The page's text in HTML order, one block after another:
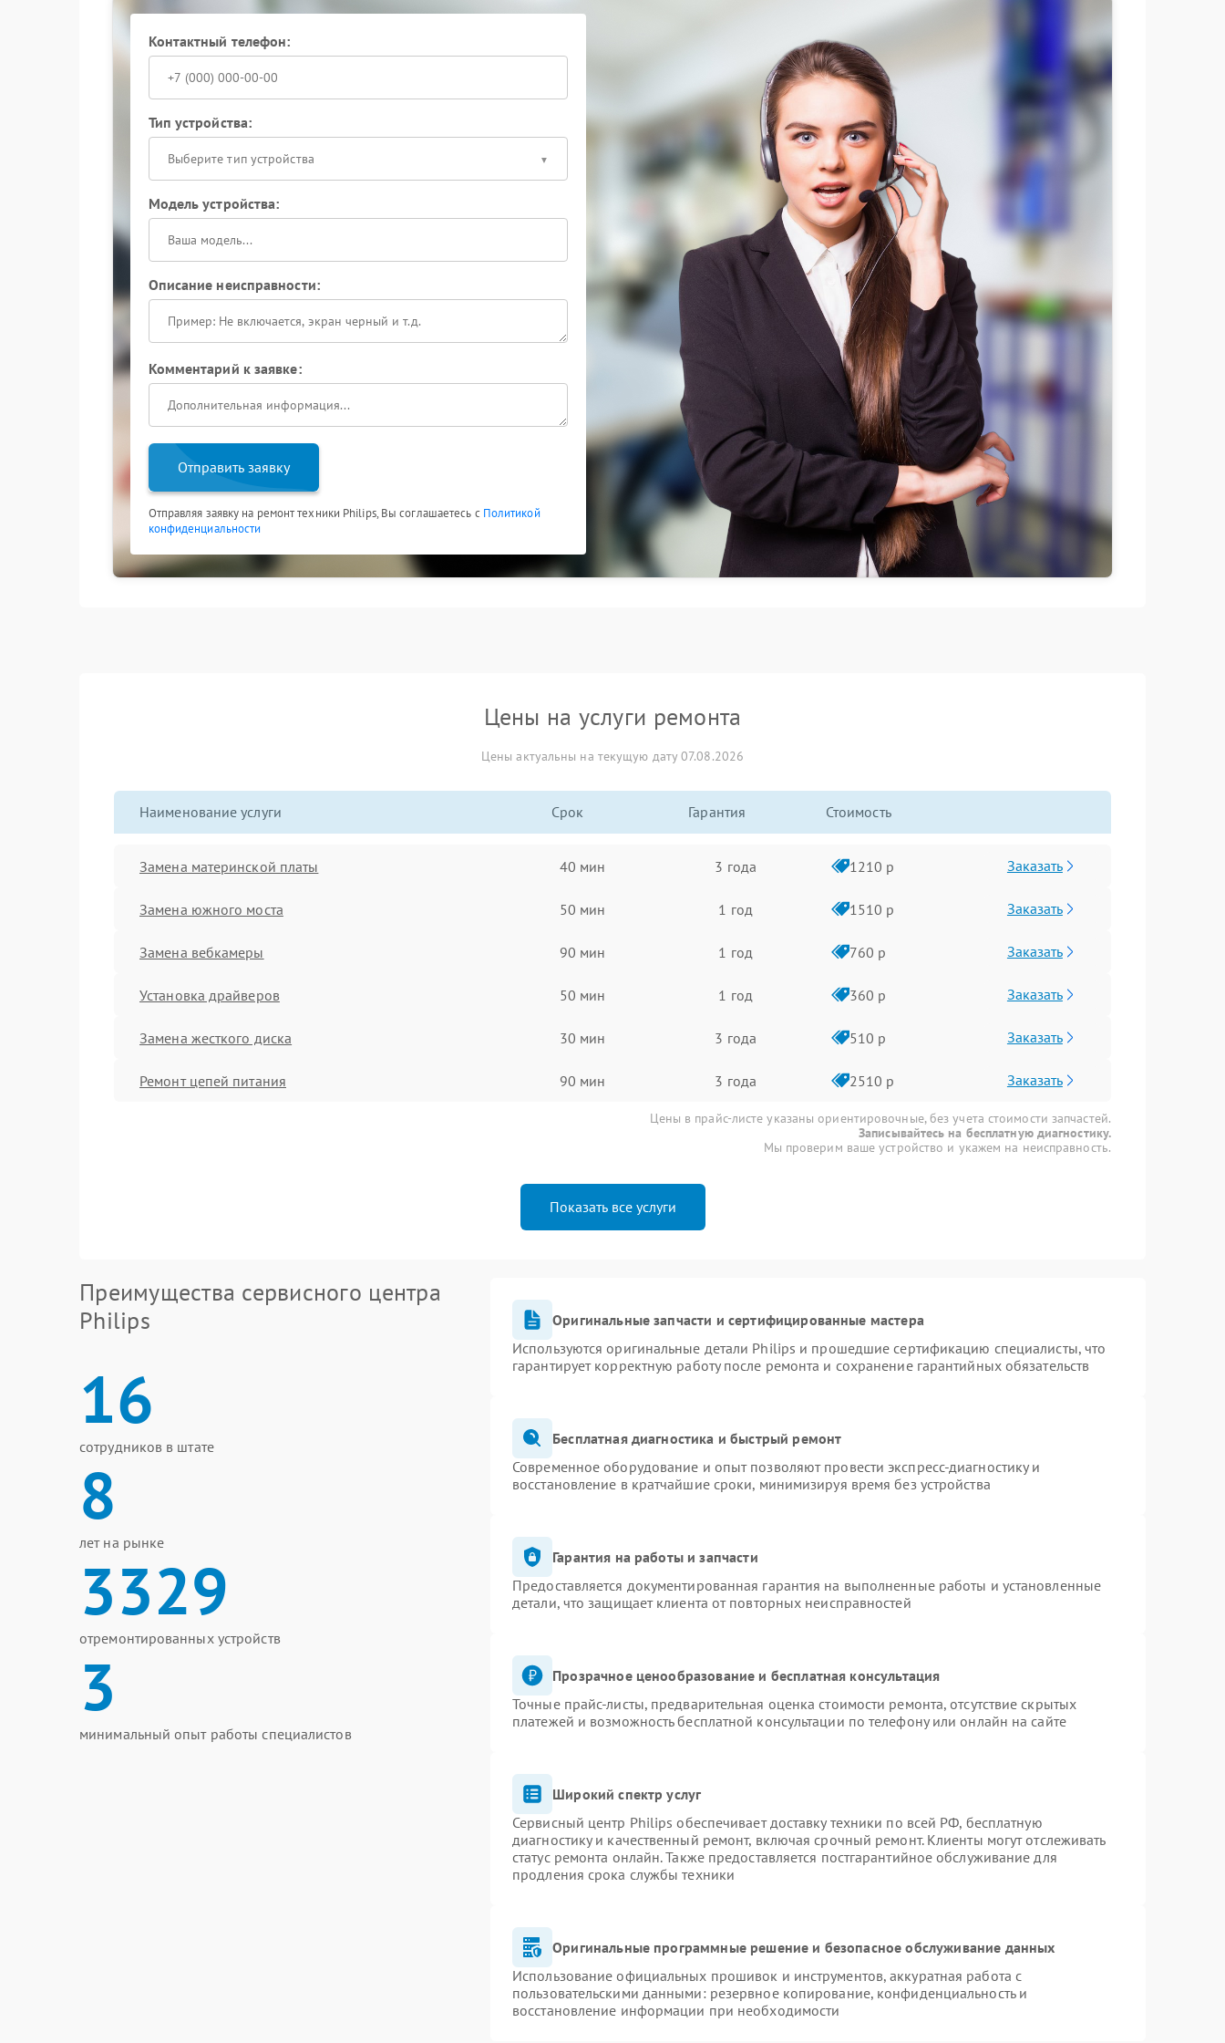
Контактный телефон:
Тип устройства:
Выберите тип устройства
Модель устройства:
Описание неисправности:
Комментарий к заявке:
Отправить заявку
Отправляя заявку на ремонт техники Philips, Вы соглашаетесь с Политикой
конфиденциальности
Цены на услуги ремонта
Цены актуальны на текущую дату 07.08.2026
Наименование услуги Срок Гарантия Стоимость
Замена материнской платы 40 мин 3 года 1210 р Заказать
Замена южного моста 50 мин 1 год 1510 р Заказать
Замена вебкамеры 90 мин 1 год 760 р Заказать
Установка драйверов 50 мин 1 год 360 р Заказать
Замена жесткого диска 30 мин 3 года 510 р Заказать
Ремонт цепей питания 90 мин 3 года 2510 р Заказать
Цены в прайс-листе указаны ориентировочные, без учета стоимости запчастей.
Записывайтесь на бесплатную диагностику.
Мы проверим ваше устройство и укажем на неисправность.
Показать все услуги
Преимущества сервисного центра
Philips
16
сотрудников в штате
8
лет на рынке
3329
отремонтированных устройств
3
минимальный опыт работы специалистов
Оригинальные запчасти и сертифицированные мастера
Используются оригинальные детали Philips и прошедшие сертификацию специалисты, что
гарантирует корректную работу после ремонта и сохранение гарантийных обязательств
Бесплатная диагностика и быстрый ремонт
Современное оборудование и опыт позволяют провести экспресс-диагностику и
восстановление в кратчайшие сроки, минимизируя время без устройства
Гарантия на работы и запчасти
Предоставляется документированная гарантия на выполненные работы и установленные
детали, что защищает клиента от повторных неисправностей
Прозрачное ценообразование и бесплатная консультация
Точные прайс-листы, предварительная оценка стоимости ремонта, отсутствие скрытых
платежей и возможность бесплатной консультации по телефону или онлайн на сайте
Широкий спектр услуг
Сервисный центр Philips обеспечивает доставку техники по всей РФ, бесплатную
диагностику и качественный ремонт, включая срочный ремонт. Клиенты могут отслеживать
статус ремонта онлайн. Также предоставляется постгарантийное обслуживание для
продления срока службы техники
Оригинальные программные решение и безопасное обслуживание данных
Использование официальных прошивок и инструментов, аккуратная работа с
пользовательскими данными: резервное копирование, конфиденциальность и
восстановление информации при необходимости